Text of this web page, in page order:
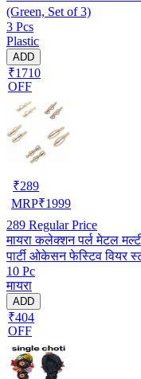
(Green, Set of 3)
3 Pcs
Plastic
ADD
₹1710
OFF
₹289
MRP₹1999
289 Regular Price
मायरा कलेक्शन पर्ल मेटल
पार्टी ओकेसन फेस्टिव वियर
10 Pc
मायरा
ADD
₹404
OFF